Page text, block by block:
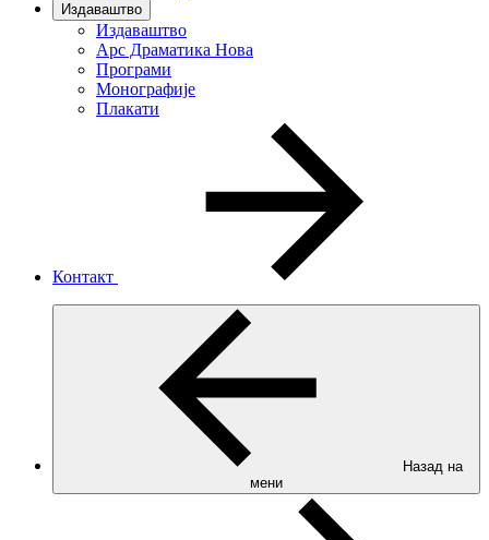
Издаваштво
Издаваштво
Арс Драматика Нова
Програми
Монографије
Плакати
Контакт
Назад на
мени